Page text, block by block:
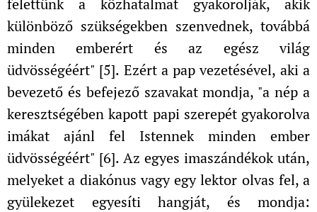
felettünk a közhatalmat gyakorolják, akik
különböző szükségekben szenvednek, továbbá
minden emberért és az egész világ
üdvösségéért" [5]. Ezért a pap vezetésével, aki a
bevezető és befejező szavakat mondja, "a nép a
keresztségében kapott papi szerepét gyakorolva
imákat ajánl fel Istennek minden ember
üdvösségéért" [6]. Az egyes imaszándékok után,
melyeket a diakónus vagy egy lektor olvas fel, a
gyülekezet egyesíti hangját, és mondja: